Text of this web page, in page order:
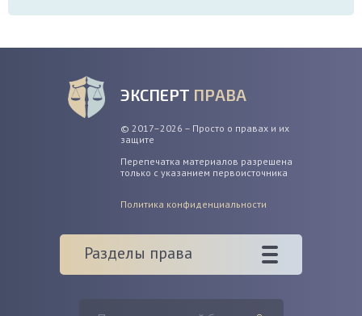
ЭКСПЕРТ ПРАВА
© 2017–2026 – Просто о правах и их
защите
Перепечатка материалов разрешена
только с указанием первоисточника
Политика конфиденциальности
Разделы права